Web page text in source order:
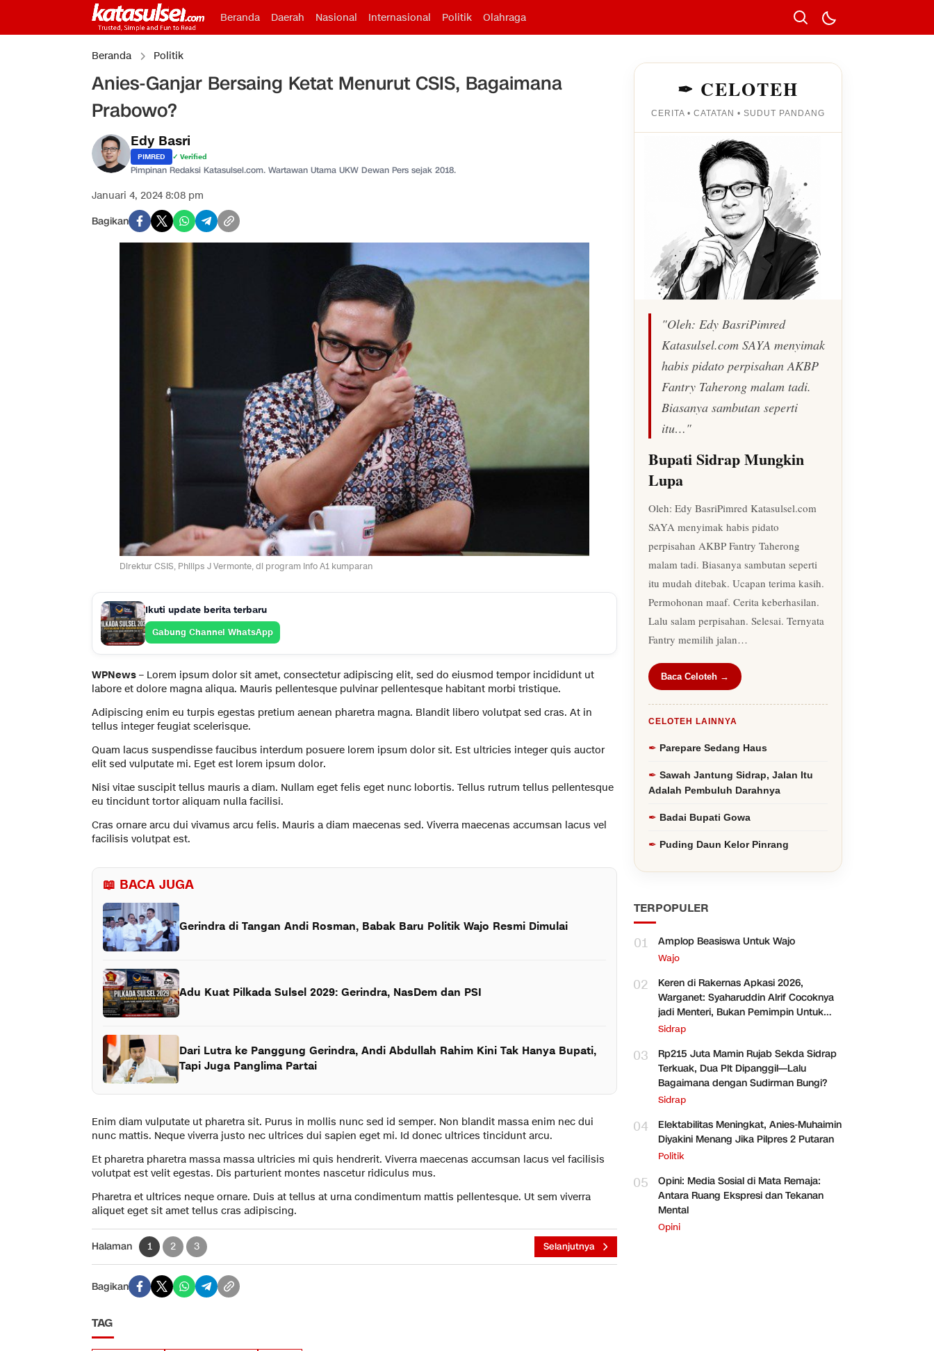
Beranda Daerah Nasional Internasional Politik Olahraga
Beranda Politik
Anies-Ganjar Bersaing Ketat Menurut CSIS, Bagaimana
Prabowo?
Edy Basri
PIMRED ✓ Verified
Pimpinan Redaksi Katasulsel.com. Wartawan Utama UKW Dewan Pers sejak 2018.
Januari 4, 2024 8:08 pm
Bagikan
Direktur CSIS, Philips J Vermonte, di program Info A1 kumparan
Ikuti update berita terbaru
Gabung Channel WhatsApp
WPNews – Lorem ipsum dolor sit amet, consectetur adipiscing elit, sed do eiusmod tempor incididunt ut
labore et dolore magna aliqua. Mauris pellentesque pulvinar pellentesque habitant morbi tristique.
Adipiscing enim eu turpis egestas pretium aenean pharetra magna. Blandit libero volutpat sed cras. At in
tellus integer feugiat scelerisque.
Quam lacus suspendisse faucibus interdum posuere lorem ipsum dolor sit. Est ultricies integer quis auctor
elit sed vulputate mi. Eget est lorem ipsum dolor.
Nisi vitae suscipit tellus mauris a diam. Nullam eget felis eget nunc lobortis. Tellus rutrum tellus pellentesque
eu tincidunt tortor aliquam nulla facilisi.
Cras ornare arcu dui vivamus arcu felis. Mauris a diam maecenas sed. Viverra maecenas accumsan lacus vel
facilisis volutpat est.
📖 BACA JUGA
Gerindra di Tangan Andi Rosman, Babak Baru Politik Wajo Resmi Dimulai
Adu Kuat Pilkada Sulsel 2029: Gerindra, NasDem dan PSI
Dari Lutra ke Panggung Gerindra, Andi Abdullah Rahim Kini Tak Hanya Bupati,
Tapi Juga Panglima Partai
Enim diam vulputate ut pharetra sit. Purus in mollis nunc sed id semper. Non blandit massa enim nec dui
nunc mattis. Neque viverra justo nec ultrices dui sapien eget mi. Id donec ultrices tincidunt arcu.
Et pharetra pharetra massa massa ultricies mi quis hendrerit. Viverra maecenas accumsan lacus vel facilisis
volutpat est velit egestas. Dis parturient montes nascetur ridiculus mus.
Pharetra et ultrices neque ornare. Duis at tellus at urna condimentum mattis pellentesque. Ut sem viverra
aliquet eget sit amet tellus cras adipiscing.
Halaman 1 2 3 Selanjutnya
Bagikan
TAG
✒ CELOTEH
CERITA • CATATAN • SUDUT PANDANG
"Oleh: Edy BasriPimred
Katasulsel.com SAYA menyimak
habis pidato perpisahan AKBP
Fantry Taherong malam tadi.
Biasanya sambutan seperti
itu…"
Bupati Sidrap Mungkin
Lupa
Oleh: Edy BasriPimred Katasulsel.com
SAYA menyimak habis pidato
perpisahan AKBP Fantry Taherong
malam tadi. Biasanya sambutan seperti
itu mudah ditebak. Ucapan terima kasih.
Permohonan maaf. Cerita keberhasilan.
Lalu salam perpisahan. Selesai. Ternyata
Fantry memilih jalan…
Baca Celoteh →
CELOTEH LAINNYA
Parepare Sedang Haus
Sawah Jantung Sidrap, Jalan Itu
Adalah Pembuluh Darahnya
Badai Bupati Gowa
Puding Daun Kelor Pinrang
TERPOPULER
01 Amplop Beasiswa Untuk Wajo
Wajo
02
Keren di Rakernas Apkasi 2026,
Warganet: Syaharuddin Alrif Cocoknya
jadi Menteri, Bukan Pemimpin Untuk
Sidrap Saja
Sidrap
03
Rp215 Juta Mamin Rujab Sekda Sidrap
Terkuak, Dua Plt Dipanggil—Lalu
Bagaimana dengan Sudirman Bungi?
Sidrap
04
Elektabilitas Meningkat, Anies-Muhaimin
Diyakini Menang Jika Pilpres 2 Putaran
Politik
05
Opini: Media Sosial di Mata Remaja:
Antara Ruang Ekspresi dan Tekanan
Mental
Opini